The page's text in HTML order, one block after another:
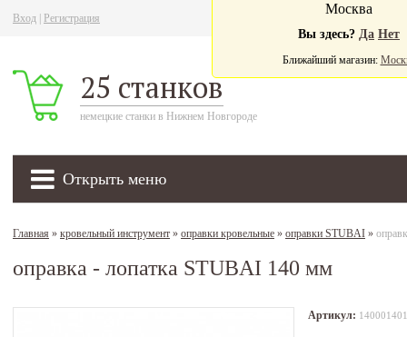
Вход Регистрация
25 станков
немецкие станки в Нижнем Новгороде
Открыть меню
Москва
Вы здесь? Да Нет
Ближайший магазин:
Главная » кровельный инструмент » оправки кровельные » оправки STUBAI »
оправка - лопатка STUBAI 140 мм
Артикул: 140001401